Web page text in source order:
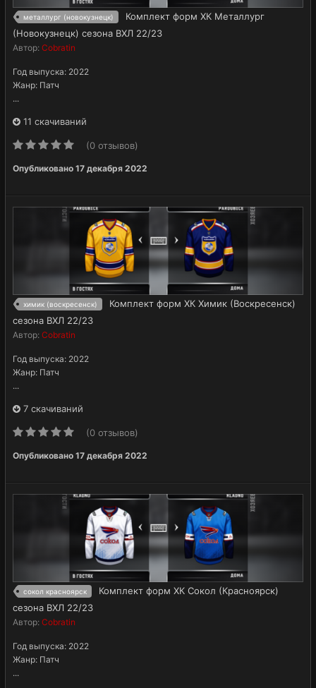
металлург (новокузнецк)
Комплект форм ХК Металлург
(Новокузнецк) сезона ВХЛ 22/23
Автор: Cobratin
Год выпуска: 2022
Жанр: Патч
...
11 скачиваний
(0 отзывов)
Опубликовано 17 декабря 2022
химик (воскресенск)
Комплект форм ХК Химик (Воскресенск)
сезона ВХЛ 22/23
Автор: Cobratin
Год выпуска: 2022
Жанр: Патч
...
7 скачиваний
(0 отзывов)
Опубликовано 17 декабря 2022
сокол красноярск
Комплект форм ХК Сокол (Красноярск)
сезона ВХЛ 22/23
Автор: Cobratin
Год выпуска: 2022
Жанр: Патч
...